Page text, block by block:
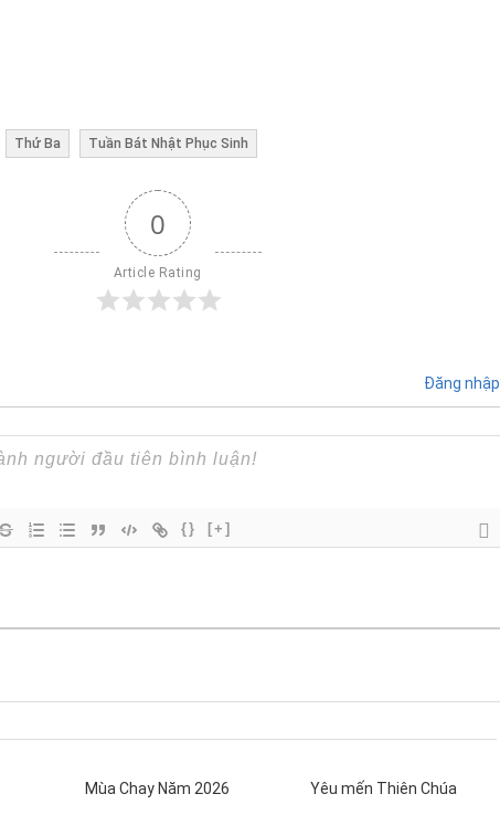
Thứ Ba Tuần Bát Nhật Phục Sinh
0
Article Rating
Đăng nhập
{} [+]
Mùa Chay Năm 2026 Yêu mến Thiên Chúa